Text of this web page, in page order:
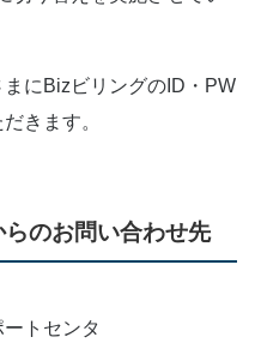
にBizビリングのID・PW
きます。
のお問い合わせ先
トセンタ